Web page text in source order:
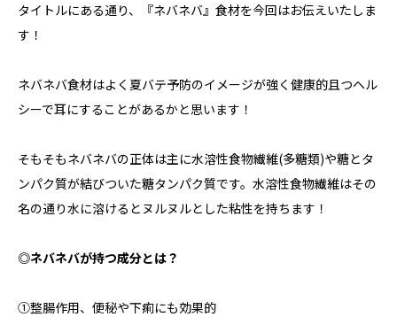
タイトルにある通り、『ネバネバ』食材を今回はお伝えいたしま
す！
ネバネバ食材はよく夏バテ予防のイメージが強く健康的且つヘル
シーで耳にすることがあるかと思います！
そもそもネバネバの正体は主に水溶性食物繊維(多糖類)や糖とタ
ンパク質が結びついた糖タンパク質です。水溶性食物繊維はその
名の通り水に溶けるとヌルヌルとした粘性を持ちます！
◎ネバネバが持つ成分とは？
①整腸作用、便秘や下痢にも効果的